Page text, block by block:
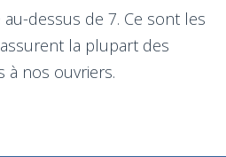
dessus de 7. Ce sont les
la plupart des
à nos ouvriers.